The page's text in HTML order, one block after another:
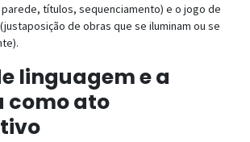
títulos, sequenciamento) e o jogo de
de obras que se iluminam ou se
linguagem e a
como ato